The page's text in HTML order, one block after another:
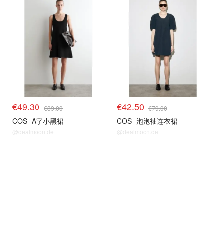
€49.30 €89.00
COS A字小黑裙
@dealmoon.de
€42.50 €79.00
COS 泡泡袖连衣裙
@dealmoon.de